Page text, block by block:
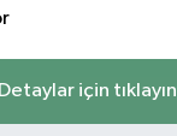
Detaylar için tıklayın